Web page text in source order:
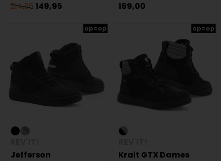
214,95 149,95
169,00
op=op
Jefferson
op=op
Krait GTX Dames